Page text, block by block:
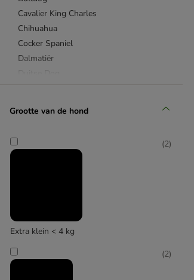
Cavalier King Charles
Chihuahua
Cocker Spaniel
Dalmatiër
Golden Retriever
Poedel
Rottweiler
Grootte van de hond
Extra klein < 4 kg
(2)
(2)